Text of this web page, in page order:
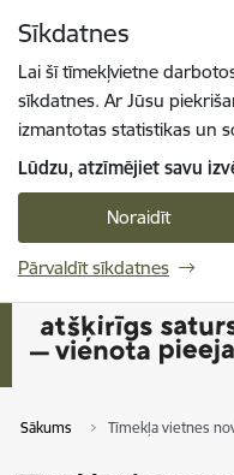
Sīkdatnes
Lai šī tīmekļvietne
sīkdatnes. Ar Jūsu
izmantotas statistikas un
Lūdzu, atzīmējiet savu
Noraidīt
Pārvaldīt sīkdatnes
Sākums Tīmekļa vietnes